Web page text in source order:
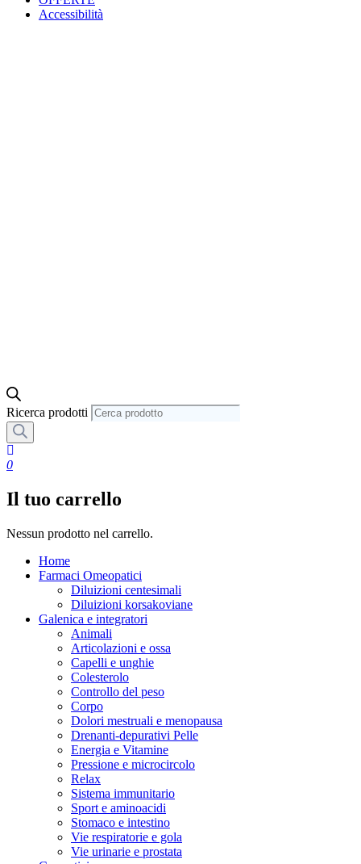
Accessibilità
Ricerca prodotti
0
Il tuo carrello
Nessun prodotto nel carrello.
Home
Farmaci Omeopatici
Diluizioni centesimali
Diluizioni korsakoviane
Galenica e integratori
Animali
Articolazioni e ossa
Capelli e unghie
Colesterolo
Controllo del peso
Corpo
Dolori mestruali e menopausa
Drenanti-depurativi Pelle
Energia e Vitamine
Pressione e microcircolo
Relax
Sistema immunitario
Sport e aminoacidi
Stomaco e intestino
Vie respiratorie e gola
Vie urinarie e prostata